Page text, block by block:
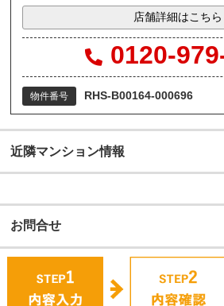
店舗詳細はこちら
0120-
物件番号 RHS-B00164-000696
近隣マンション情報
お問合せ